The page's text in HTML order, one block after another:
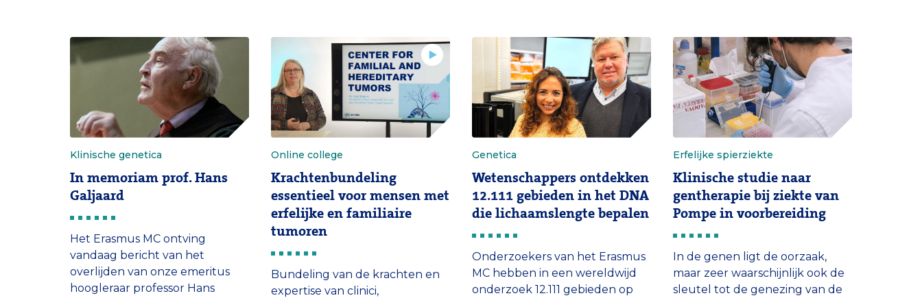
maken tussen mannen uit
dezelfde familie.
de vorm van het gezicht.
Klinische genetica
In memoriam prof. Hans
Galjaard
Het Erasmus MC ontving
vandaag bericht van het
overlijden van onze emeritus
hoogleraar professor Hans
Online college
Krachtenbundeling
essentieel voor mensen met
erfelijke en familiaire
tumoren
Bundeling van de krachten en
expertise van clinici,
Genetica
Wetenschappers ontdekken
12.111 gebieden in het DNA
die lichaamslengte bepalen
Onderzoekers van het Erasmus
MC hebben in een wereldwijd
onderzoek 12.111 gebieden op
Erfelijke spierziekte
Klinische studie naar
gentherapie bij ziekte van
Pompe in voorbereiding
In de genen ligt de oorzaak,
maar zeer waarschijnlijk ook de
sleutel tot de genezing van de